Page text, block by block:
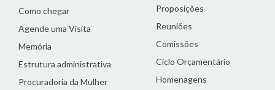
Como chegar
Agende uma Visita
Memória
Estrutura administrativa
Procuradoria da Mulher
Proposições
Reuniões
Comissões
Ciclo Orçamentário
Homenagens